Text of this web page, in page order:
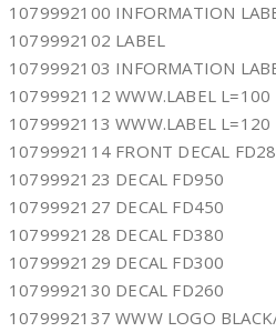
1079992100 INFORMATION
1079992102 LABEL
1079992103 INFORMATION
1079992112 WWW.LABEL L=100
1079992113 WWW.LABEL L=120
1079992114 FRONT DECAL
1079992123 DECAL FD950
1079992127 DECAL FD450
1079992128 DECAL FD380
1079992129 DECAL FD300
1079992130 DECAL FD260
1079992137 WWW LOGO